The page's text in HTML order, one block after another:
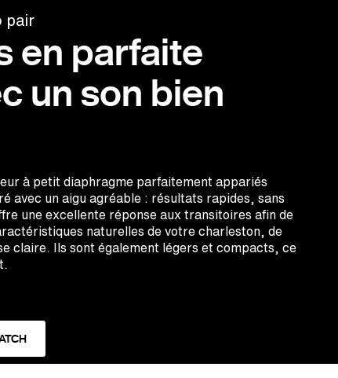
pair
en parfaite
un son bien
à petit diaphragme parfaitement appariés
avec un aigu agréable : résultats rapides, sans
une excellente réponse aux transitoires afin de
naturelles de votre charleston, de
claire. Ils sont également légers et compacts, ce